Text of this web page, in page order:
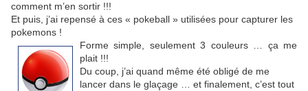
comment m’en sortir !!!
Et puis, j’ai repensé à ces « pokeball » utilisées pour capturer les
pokemons !
Forme simple, seulement 3 couleurs … ça me
plait !!!
Du coup, j’ai quand même été obligé de me
lancer dans le glaçage … et finalement, c’est tout